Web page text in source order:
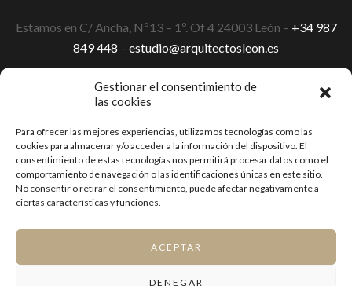
Gestionar el consentimiento de
las cookies
Para ofrecer las mejores experiencias, utilizamos tecnologías como las
cookies para almacenar y/o acceder a la información del dispositivo. El
consentimiento de estas tecnologías nos permitirá procesar datos como el
comportamiento de navegación o las identificaciones únicas en este sitio.
No consentir o retirar el consentimiento, puede afectar negativamente a
ciertas características y funciones.
ACEPTAR
DENEGAR
Estamos en C/ Ancha, Nº13 – 1º. Of 4 24003 León – +34 987
849 448 – estudio@arquitectosleon.es
Aviso Legal y Condiciones de Uso
Política de cookies (UE)
Política de Privacidad
Implementado por Cuadruple.com. Soluciones Diseño de
diseño web y e-commerce.